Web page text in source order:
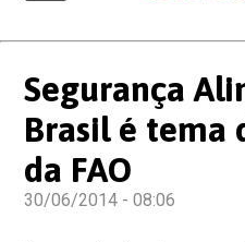
Segurança
Brasil é tema
da FAO
30/06/2014 - 08:06